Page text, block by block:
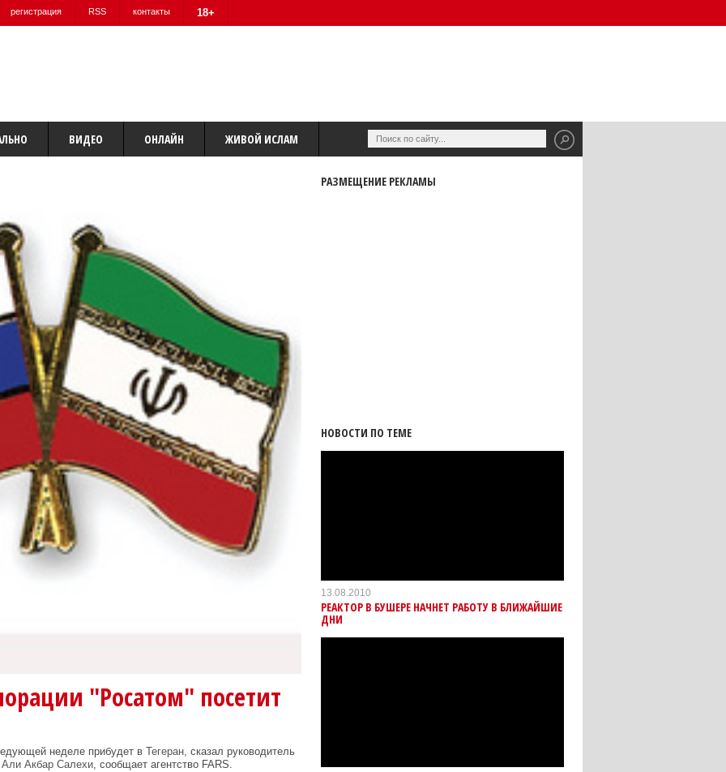
регистрация RSS контакты 18+
ВИДЕО ОНЛАЙН ЖИВОЙ ИСЛАМ
"Росатом" посетит
неделе прибудет в Тегеран, сказал руководитель
Али Акбар Салехи, сообщает агентство FARS.
РАЗМЕЩЕНИЕ РЕКЛАМЫ
НОВОСТИ ПО ТЕМЕ
13.08.2010
РЕАКТОР В БУШЕРЕ НАЧНЕТ РАБОТУ В БЛИЖАЙШИЕ
ДНИ